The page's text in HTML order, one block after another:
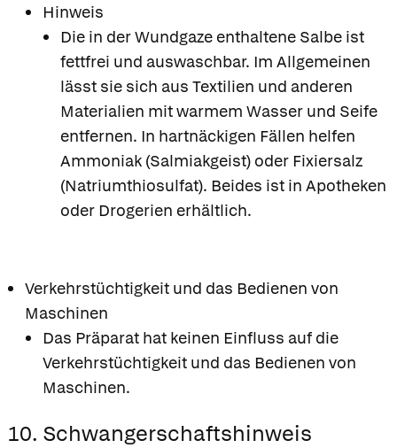
Hinweis
Die in der Wundgaze enthaltene Salbe ist
fettfrei und auswaschbar. Im Allgemeinen
lässt sie sich aus Textilien und anderen
Materialien mit warmem Wasser und Seife
entfernen. In hartnäckigen Fällen helfen
Ammoniak (Salmiakgeist) oder Fixiersalz
(Natriumthiosulfat). Beides ist in Apotheken
oder Drogerien erhältlich.
Verkehrstüchtigkeit und das Bedienen von
Maschinen
Das Präparat hat keinen Einfluss auf die
Verkehrstüchtigkeit und das Bedienen von
Maschinen.
10. Schwangerschaftshinweis